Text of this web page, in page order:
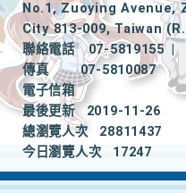
No.1, Zuoying Avenue,
City 813-009, Taiwan
聯絡電話
07-5819155
|
傳真
07-5810087
電子信箱
最後更新
2019-11-26
總瀏覽人次
28811437
今日瀏覽人次
17247